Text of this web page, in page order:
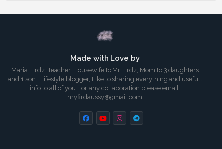
Made with Love by
Maria Firdz: Teacher, Housewife to Mr.Firdz, Mom to 3 daughters
and 1 son | Lifestyle blogger, Like to sharing everything and usefull
info to all of you.For any collaboration please email:
myfirdaussy@gmail.com